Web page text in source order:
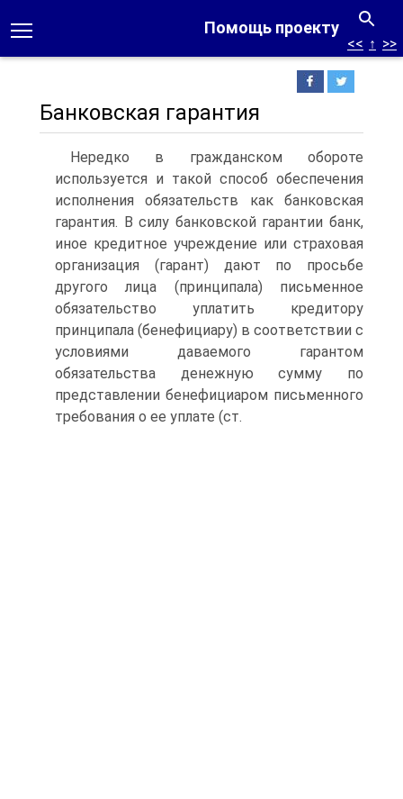
Помощь проекту
<< ↑ >>
Банковская гарантия
Нередко в гражданском обороте
используется и такой способ обеспечения
исполнения обязательств как банковская
гарантия. В силу банковской гарантии банк,
иное кредитное учреждение или страховая
организация (гарант) дают по просьбе
другого лица (принципала) письменное
обязательство уплатить кредито­ру
принципала (бенефициару) в соответствии с
условиями даваемого гарантом
обязательства денежную сумму по
представлении бенефициаром письменного
требования о ее уплате (ст.